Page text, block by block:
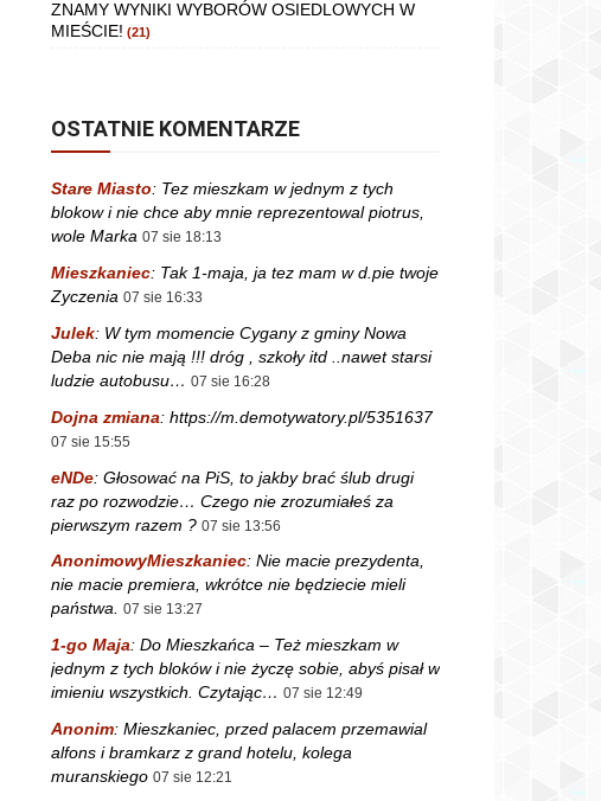
ZNAMY WYNIKI WYBORÓW OSIEDLOWYCH W
MIEŚCIE! (21)
OSTATNIE KOMENTARZE
Stare Miasto: Tez mieszkam w jednym z tych
blokow i nie chce aby mnie reprezentowal piotrus,
wole Marka 07 sie 18:13
Mieszkaniec: Tak 1-maja, ja tez mam w d.pie twoje
Zyczenia 07 sie 16:33
Julek: W tym momencie Cygany z gminy Nowa
Deba nic nie mają !!! dróg , szkoły itd ..nawet starsi
ludzie autobusu… 07 sie 16:28
Dojna zmiana: https://m.demotywatory.pl/5351637
07 sie 15:55
eNDe: Głosować na PiS, to jakby brać ślub drugi
raz po rozwodzie… Czego nie zrozumiałeś za
pierwszym razem ? 07 sie 13:56
AnonimowyMieszkaniec: Nie macie prezydenta,
nie macie premiera, wkrótce nie będziecie mieli
państwa. 07 sie 13:27
1-go Maja: Do Mieszkańca – Też mieszkam w
jednym z tych bloków i nie życzę sobie, abyś pisał w
imieniu wszystkich. Czytając… 07 sie 12:49
Anonim: Mieszkaniec, przed palacem przemawial
alfons i bramkarz z grand hotelu, kolega
muranskiego 07 sie 12:21